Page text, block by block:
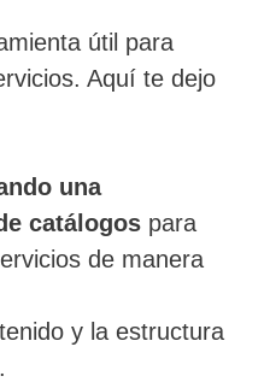
útil para
Aquí te dejo
una
catálogos para
de manera
y la estructura